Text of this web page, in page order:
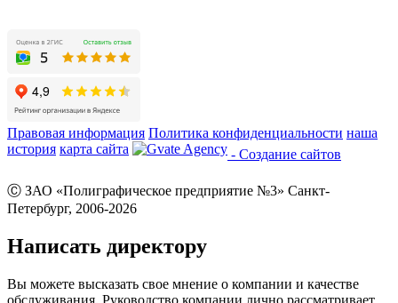
Правовая информация Политика конфиденциальности наша
история карта сайта - Создание сайтов
Ⓒ ЗАО «Полиграфическое предприятие №3» Санкт-
Петербург, 2006-2026
Написать директору
Вы можете высказать свое мнение о компании и качестве
обслуживания. Руководство компании лично рассматривает